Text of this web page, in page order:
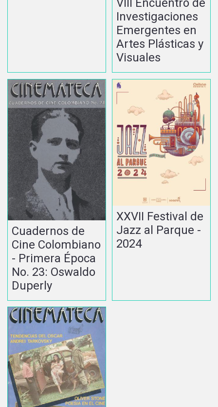
VIII Encuentro de
Investigaciones
Emergentes en
Artes Plásticas y
Visuales
Cuadernos de
Cine Colombiano
- Primera Época
No. 23: Oswaldo
Duperly
XXVII Festival de
Jazz al Parque -
2024